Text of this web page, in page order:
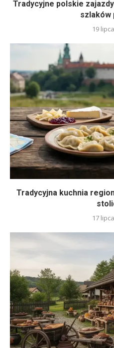
Tradycyjne polskie
szlaków
19
Tradycyjna kuchnia
17